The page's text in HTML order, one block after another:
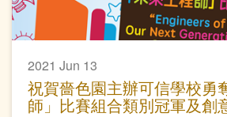
2021 Jun 13
祝賀嗇色園主辦可信學校勇
師」比賽組合類別冠軍及創